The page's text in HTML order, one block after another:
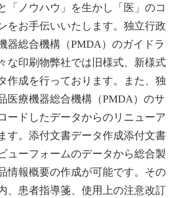
「ノウハウ」を生かし「医」のコ
をお手伝いいたします。独立行政
器総合機構（PMDA）のガイドラ
な印刷物弊社では旧様式、新様式
作成を行っております。また、独
医療機器総合機構（PMDA）のサ
ードしたデータからのリニューア
す。添付文書データ作成添付文書
ューフォームのデータから総合製
情報概要の作成が可能です。その
、患者指導箋、使用上の注意改訂